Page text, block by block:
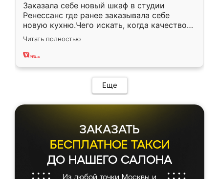
Заказала себе новый шкаф в студии
Ренессанс где ранее заказывала себе
новую кухню.Чего искать, когда качеством
вполне довольна. Служит кухня уже почти
два года, нареканий нет.
Читать полностью
Еще
ЗАКАЗАТЬ
БЕСПЛАТНОЕ ТАКСИ
ДО НАШЕГО САЛОНА
Из любой точки Москвы и